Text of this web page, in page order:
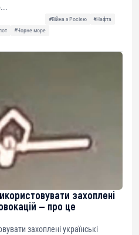
#Війна з Росією
#Нафта
#Чорне море
захоплені
— про це
захоплені українські